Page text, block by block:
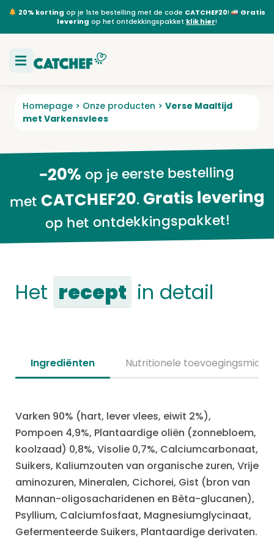
20% korting op je 1ste bestelling met de code CATCHEF20!
Gratis
levering op het ontdekkingspakket klik hier!
Homepage > Onze producten > Verse Maaltijd
met Varkensvlees
-20%op je eerste bestelling
met CATCHEF20.Gratis levering
op het ontdekkingspakket!
Het recept in detail
Ingrediënten Nutritionele
Varken 90% (hart, lever vlees, eiwit 2%),
Pompoen 4,9%, Plantaardige oliën (zonnebloem,
koolzaad) 0,8%, Visolie 0,7%, Calciumcarbonaat,
Suikers, Kaliumzouten van organische zuren, Vrije
aminozuren, Mineralen, Cichorei, Gist (bron van
Mannan-oligosacharidenen en Bèta-glucanen),
Psyllium, Calciumfosfaat, Magnesiumglycinaat,
Gefermenteerde Suikers, Plantaardige derivaten.